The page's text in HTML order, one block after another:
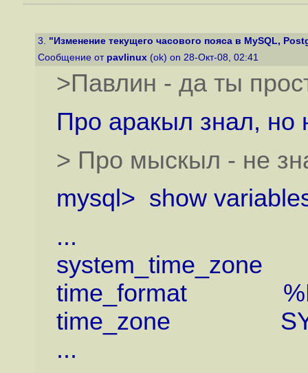
3. "Изменение текущего часового пояса в MySQL,
Сообщение от pavlinux (ok) on 28-Окт-08, 02:41
>Павлин - да ты
Про аракыл знал, но
> Про мыскыл - не
mysql> show
...
time_format
time_zone
...